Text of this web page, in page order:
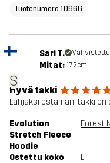
Tuotenumero 10966
S
Sari T.
Mitat: 172cm
Hyvä takki
Lahjaksi ostamani takki
Evolution
Stretch Fleece
Hoodie
Forest
Ostettu koko L